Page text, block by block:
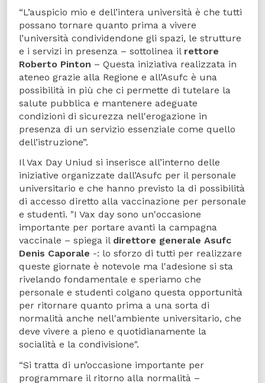
“L’auspicio mio e dell’intera università è che tutti
possano tornare quanto prima a vivere
l’università condividendone gli spazi, le strutture
e i servizi in presenza – sottolinea il rettore
Roberto Pinton – Questa iniziativa realizzata in
ateneo grazie alla Regione e all’Asufc è una
possibilità in più che ci permette di tutelare la
salute pubblica e mantenere adeguate
condizioni di sicurezza nell'erogazione in
presenza di un servizio essenziale come quello
dell’istruzione”.
Il Vax Day Uniud si inserisce all’interno delle
iniziative organizzate dall’Asufc per il personale
universitario e che hanno previsto la di possibilità
di accesso diretto alla vaccinazione per personale
e studenti. "I Vax day sono un'occasione
importante per portare avanti la campagna
vaccinale – spiega il direttore generale Asufc
Denis Caporale -: lo sforzo di tutti per realizzare
queste giornate è notevole ma l'adesione si sta
rivelando fondamentale e speriamo che
personale e studenti colgano questa opportunità
per ritornare quanto prima a una sorta di
normalità anche nell'ambiente universitario, che
deve vivere a pieno e quotidianamente la
socialità e la condivisione".
“Si tratta di un’occasione importante per
programmare il ritorno alla normalità –